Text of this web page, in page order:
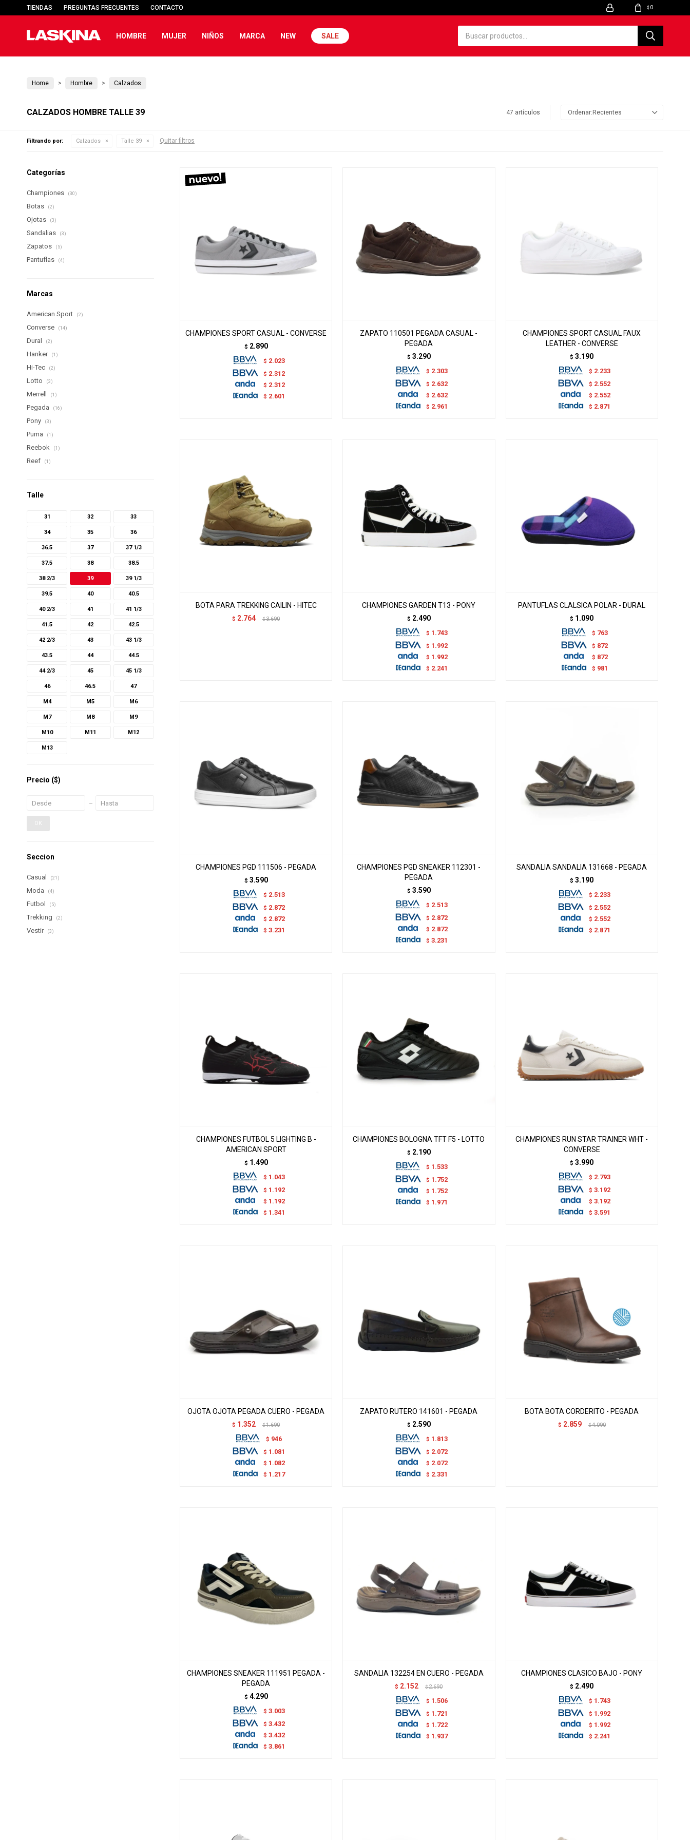
HOMBRE MUJER NIÑOS MARCA NEW SALE
$ 0
TIENDAS PREGUNTAS FRECUENTES CONTACTO
Home Hombre Calzados
CALZADOS HOMBRE TALLE 39 47 artículos Recientes
Filtrando por: Calzados Talle 39 Quitar filtros
CHAMPIONES SPORT CASUAL - CONVERSE
$ 2.890
$ 2.023
$ 2.312
$ 2.312
$ 2.601
ZAPATO 110501 PEGADA CASUAL -
PEGADA
$ 3.290
$ 2.303
$ 2.632
$ 2.632
$ 2.961
CHAMPIONES SPORT CASUAL FAUX
LEATHER - CONVERSE
$ 3.190
$ 2.233
$ 2.552
$ 2.552
$ 2.871
BOTA PARA TREKKING CAILIN - HITEC
$ 2.764 $ 3.690
CHAMPIONES GARDEN T13 - PONY
$ 2.490
$ 1.743
$ 1.992
$ 1.992
$ 2.241
PANTUFLAS CLALSICA POLAR - DURAL
$ 1.090
$ 763
$ 872
$ 872
$ 981
CHAMPIONES PGD 111506 - PEGADA
$ 3.590
$ 2.513
$ 2.872
$ 2.872
$ 3.231
CHAMPIONES PGD SNEAKER 112301 -
PEGADA
$ 3.590
$ 2.513
$ 2.872
$ 2.872
$ 3.231
SANDALIA SANDALIA 131668 - PEGADA
$ 3.190
$ 2.233
$ 2.552
$ 2.552
$ 2.871
CHAMPIONES FUTBOL 5 LIGHTING B -
AMERICAN SPORT
$ 1.490
$ 1.043
$ 1.192
$ 1.192
$ 1.341
CHAMPIONES BOLOGNA TFT F5 - LOTTO
$ 2.190
$ 1.533
$ 1.752
$ 1.752
$ 1.971
CHAMPIONES RUN STAR TRAINER WHT -
CONVERSE
$ 3.990
$ 2.793
$ 3.192
$ 3.192
$ 3.591
OJOTA OJOTA PEGADA CUERO - PEGADA
$ 1.352 $ 1.690
$ 946
$ 1.081
$ 1.082
$ 1.217
ZAPATO RUTERO 141601 - PEGADA
$ 2.590
$ 1.813
$ 2.072
$ 2.072
$ 2.331
BOTA BOTA CORDERITO - PEGADA
$ 2.859 $ 4.090
CHAMPIONES SNEAKER 111951 PEGADA -
PEGADA
$ 4.290
$ 3.003
$ 3.432
$ 3.432
$ 3.861
SANDALIA 132254 EN CUERO - PEGADA
$ 2.152 $ 2.690
$ 1.506
$ 1.721
$ 1.722
$ 1.937
CHAMPIONES CLASICO BAJO - PONY
$ 2.490
$ 1.743
$ 1.992
$ 1.992
$ 2.241
Categorías
Championes (30)
Botas (2)
Ojotas (3)
Sandalias (3)
Zapatos (5)
Pantuflas (4)
Marcas
American Sport (2)
Converse (14)
Dural (2)
Hanker (1)
Hi-Tec (2)
Lotto (3)
Merrell (1)
Pegada (16)
Pony (3)
Puma (1)
Reebok (1)
Reef (1)
Talle
31 32 33
34 35 36
36.5 37 37 1/3
37.5 38 38.5
38 2/3 39 39 1/3
39.5 40 40.5
40 2/3 41 41 1/3
41.5 42 42.5
42 2/3 43 43 1/3
43.5 44 44.5
44 2/3 45 45 1/3
46 46.5 47
M4 M5 M6
M7 M8 M9
M10 M11 M12
M13
Precio ($)
OK
Seccion
Casual (21)
Moda (4)
Futbol (5)
Trekking (2)
Vestir (3)